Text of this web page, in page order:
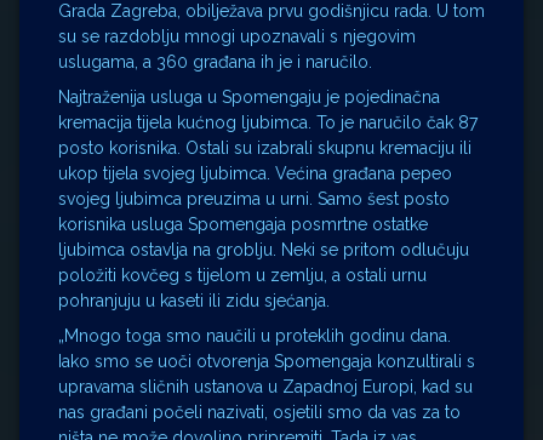
Grada Zagreba, obilježava prvu godišnjicu rada. U tom
su se razdoblju mnogi upoznavali s njegovim
uslugama, a 360 građana ih je i naručilo.
Najtraženija usluga u Spomengaju je pojedinačna
kremacija tijela kućnog ljubimca. To je naručilo čak 87
posto korisnika. Ostali su izabrali skupnu kremaciju ili
ukop tijela svojeg ljubimca. Većina građana pepeo
svojeg ljubimca preuzima u urni. Samo šest posto
korisnika usluga Spomengaja posmrtne ostatke
ljubimca ostavlja na groblju. Neki se pritom odlučuju
položiti kovčeg s tijelom u zemlju, a ostali urnu
pohranjuju u kaseti ili zidu sjećanja.
„Mnogo toga smo naučili u proteklih godinu dana.
Iako smo se uoči otvorenja Spomengaja konzultirali s
upravama sličnih ustanova u Zapadnoj Europi, kad su
nas građani počeli nazivati, osjetili smo da vas za to